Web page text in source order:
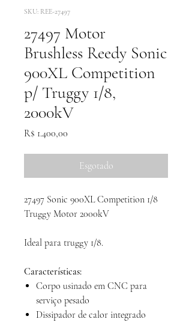
SKU: REE-27497
27497 Motor
Brushless Reedy Sonic
900XL Competition
p/ Truggy 1/8,
2000kV
R$ 1.400,00
Esgotado
27497 Sonic 900XL Competition 1/8
Truggy Motor 2000kV
Ideal para truggy 1/8.
Características:
Corpo usinado em CNC para
serviço pesado
Dissipador de calor integrado